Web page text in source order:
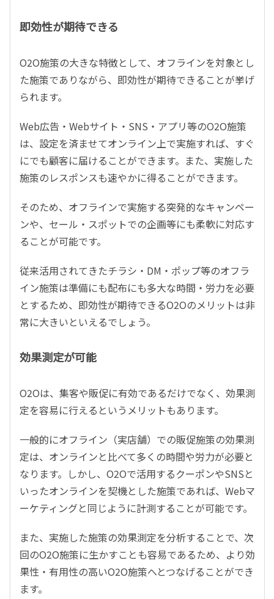
即効性が期待できる
O2O施策の大きな特徴として、オフラインを対象とし
た施策でありながら、即効性が期待できることが挙げ
られます。
Web広告・Webサイト・SNS・アプリ等のO2O施策
は、設定を済ませてオンライン上で実施すれば、すぐ
にでも顧客に届けることができます。また、実施した
施策のレスポンスも速やかに得ることができます。
そのため、オフラインで実施する突発的なキャンペー
ンや、セール・スポットでの企画等にも柔軟に対応す
ることが可能です。
従来活用されてきたチラシ・DM・ポップ等のオフラ
イン施策は準備にも配布にも多大な時間・労力を必要
とするため、即効性が期待できるO2Oのメリットは非
常に大きいといえるでしょう。
効果測定が可能
O2Oは、集客や販促に有効であるだけでなく、効果測
定を容易に行えるというメリットもあります。
一般的にオフライン（実店舗）での販促施策の効果測
定は、オンラインと比べて多くの時間や労力が必要と
なります。しかし、O2Oで活用するクーポンやSNSと
いったオンラインを契機とした施策であれば、Webマ
ーケティングと同じように計測することが可能です。
また、実施した施策の効果測定を分析することで、次
回のO2O施策に生かすことも容易であるため、より効
果性・有用性の高いO2O施策へとつなげることができ
ます。